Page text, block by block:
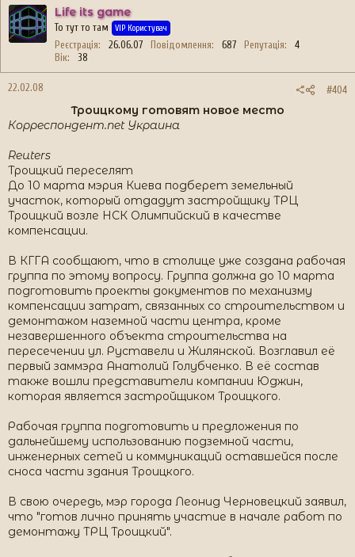
Life its game
То тут то там VIP Користувач
Реєстрація 26.06.07 Повідомлення 687 Репутація
4
Вік
38
22.02.08 #404
Троицкому готовят новое место
Корреспондент.net Украина
Reuters
Троицкий переселят
До 10 марта мэрия Киева подберет земельный
участок, который отдадут застройщику ТРЦ
Троицкий возле НСК Олимпийский в качестве
компенсации.
В КГГА сообщают, что в столице уже создана рабочая
группа по этому вопросу. Группа должна до 10 марта
подготовить проекты документов по механизму
компенсации затрат, связанных со строительством и
демонтажом наземной части центра, кроме
незавершенного объекта строительства на
пересечении ул. Руставели и Жилянской. Возглавил её
первый заммэра Анатолий Голубченко. В её состав
также вошли представители компании Юджин,
которая является застройщиком Троицкого.
Рабочая группа подготовить и предложения по
дальнейшему использованию подземной части,
инженерных сетей и коммуникаций оставшейся после
сноса части здания Троицкого.
В свою очередь, мэр города Леонид Черновецкий заявил,
что "готов лично принять участие в начале работ по
демонтажу ТРЦ Троицкий".